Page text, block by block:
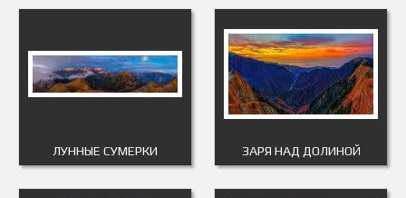
ЛУННЫЕ СУМЕРКИ ЗАРЯ НАД ДОЛИНОЙ